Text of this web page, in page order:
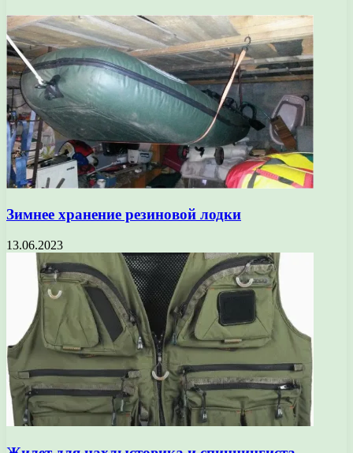
Зимнее хранение резиновой лодки
13.06.2023